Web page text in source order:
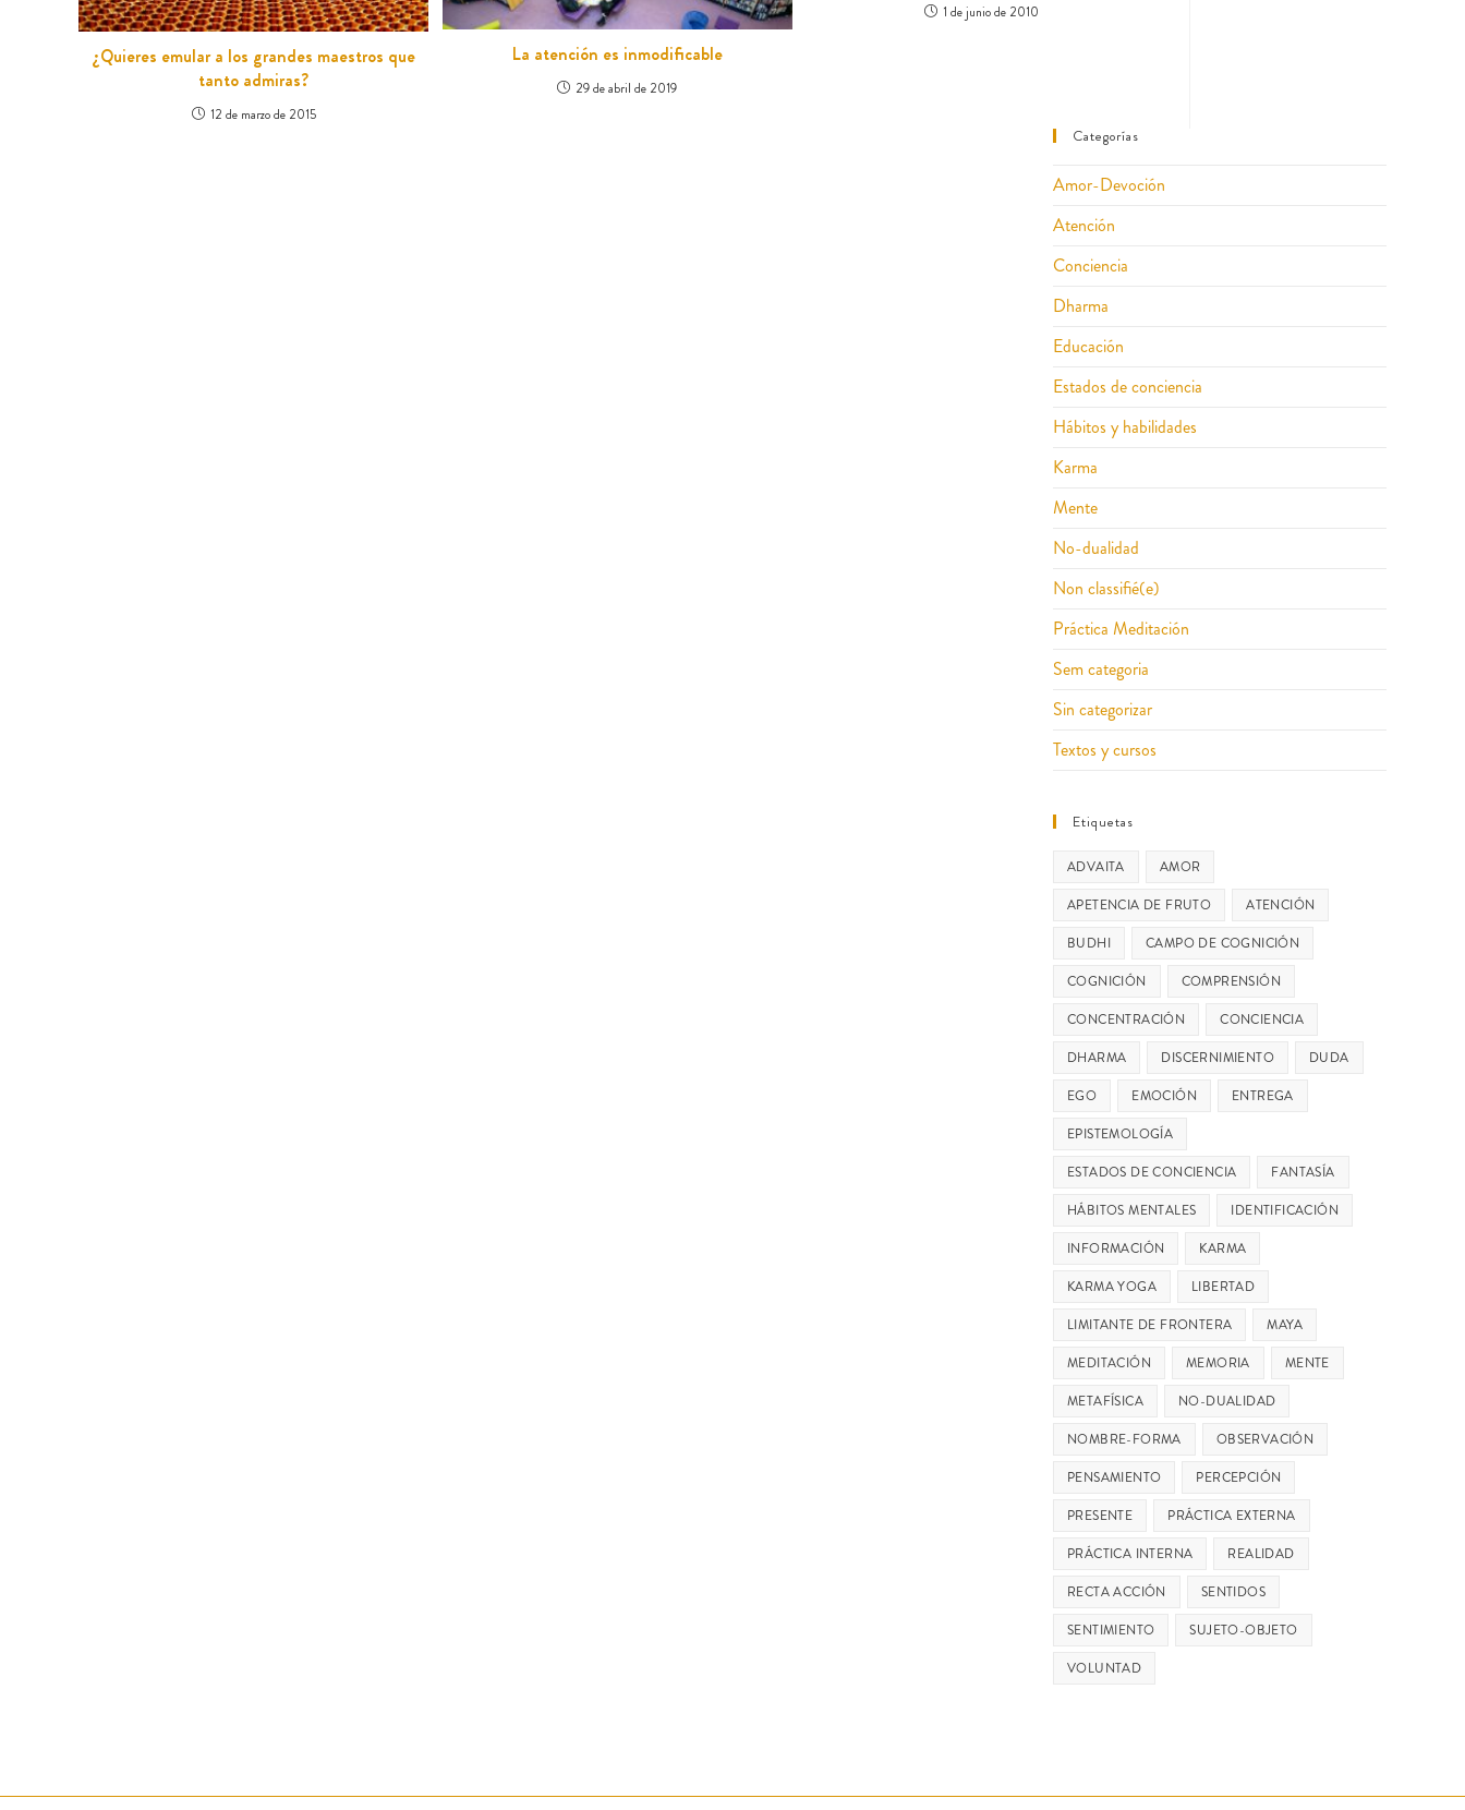
¿Quieres emular a los grandes maestros que
tanto admiras?
12 de marzo de 2015
La atención es inmodificable
29 de abril de 2019
1 de junio de 2010
Categorías
Amor-Devoción
Atención
Conciencia
Dharma
Educación
Estados de conciencia
Hábitos y habilidades
Karma
Mente
No-dualidad
Non classifié(e)
Práctica Meditación
Sem categoria
Sin categorizar
Textos y cursos
Etiquetas
ADVAITA
AMOR
APETENCIA DE FRUTO
ATENCIÓN
BUDHI
CAMPO DE COGNICIÓN
COGNICIÓN
COMPRENSIÓN
CONCENTRACIÓN
CONCIENCIA
DHARMA
DISCERNIMIENTO
DUDA
EGO
EMOCIÓN
ENTREGA
EPISTEMOLOGÍA
ESTADOS DE CONCIENCIA
FANTASÍA
HÁBITOS MENTALES
IDENTIFICACIÓN
INFORMACIÓN
KARMA
KARMA YOGA
LIBERTAD
LIMITANTE DE FRONTERA
MAYA
MEDITACIÓN
MEMORIA
MENTE
METAFÍSICA
NO-DUALIDAD
NOMBRE-FORMA
OBSERVACIÓN
PENSAMIENTO
PERCEPCIÓN
PRESENTE
PRÁCTICA EXTERNA
PRÁCTICA INTERNA
REALIDAD
RECTA ACCIÓN
SENTIDOS
SENTIMIENTO
SUJETO-OBJETO
VOLUNTAD